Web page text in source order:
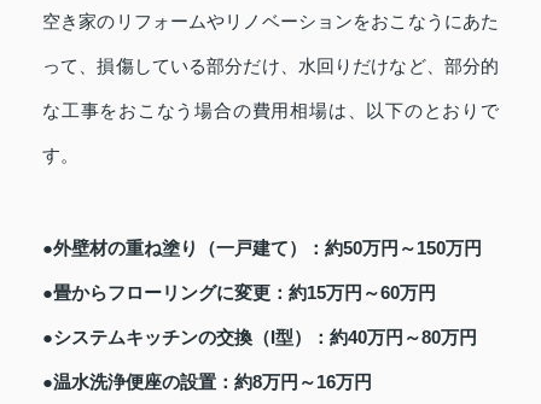
空き家のリフォームやリノベーションをおこなうにあた
って、損傷している部分だけ、水回りだけなど、部分的
な工事をおこなう場合の費用相場は、以下のとおりで
す。
●外壁材の重ね塗り（一戸建て）：約50万円～150万円
●畳からフローリングに変更：約15万円～60万円
●システムキッチンの交換（I型）：約40万円～80万円
●温水洗浄便座の設置：約8万円～16万円